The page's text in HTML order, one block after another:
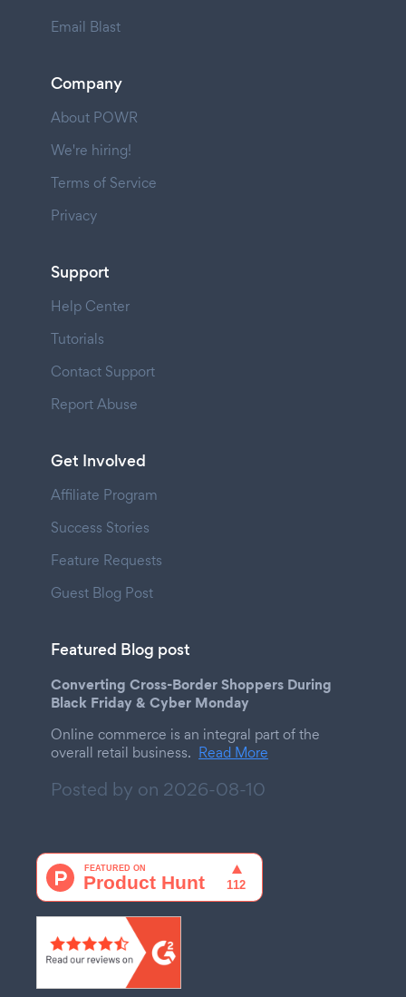
Email Blast
Company
About POWR
We're hiring!
Terms of Service
Privacy
Support
Help Center
Tutorials
Contact Support
Report Abuse
Get Involved
Affiliate Program
Success Stories
Feature Requests
Guest Blog Post
Featured Blog post
Converting Cross-Border Shoppers During
Black Friday & Cyber Monday
Online commerce is an integral part of the
overall retail business. Read More
Posted by on 2026-08-10